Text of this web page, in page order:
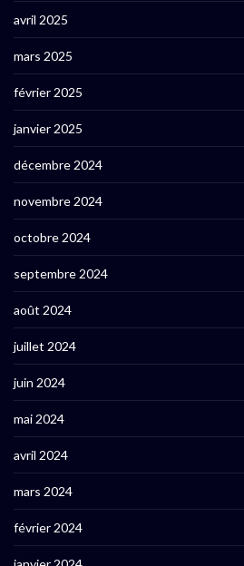
avril 2025
mars 2025
février 2025
janvier 2025
décembre 2024
novembre 2024
octobre 2024
septembre 2024
août 2024
juillet 2024
juin 2024
mai 2024
avril 2024
mars 2024
février 2024